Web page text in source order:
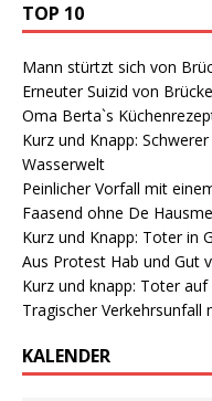
TOP 10
Mann stürtzt sich von
Erneuter Suizid von Brücke
Oma Berta`s
Kurz und Knapp:
Wasserwelt
Peinlicher Vorfall mit
Faasend ohne De
Kurz und Knapp: Toter in
Aus Protest Hab und Gut
Kurz und knapp: Toter
Tragischer
KALENDER